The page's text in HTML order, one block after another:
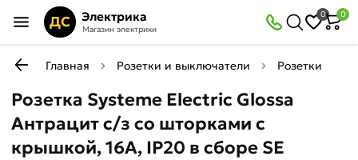
ДС Электрика
Магазин электрики
0 0
Главная Розетки и выключатели Розетки
Розетка Systeme Electric Glossa
Антрацит с/з со шторками с
крышкой, 16А, IP20 в сборе SE